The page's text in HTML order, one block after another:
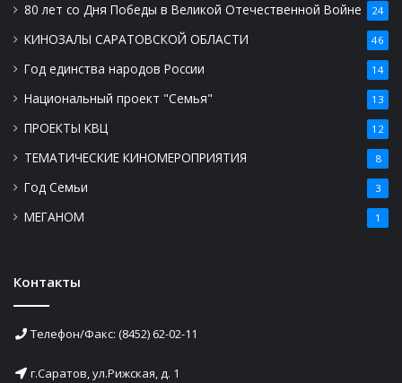
80 лет со Дня Победы в Великой Отечественной Войне 24
КИНОЗАЛЫ САРАТОВСКОЙ ОБЛАСТИ 46
Год единства народов России 14
Национальный проект "Семья" 13
ПРОЕКТЫ КВЦ 12
ТЕМАТИЧЕСКИЕ КИНОМЕРОПРИЯТИЯ 8
Год Семьи 3
МЕГАНОМ 1
Контакты
Телефон/Факс: (8452) 62-02-11
г.Саратов, ул.Рижская, д. 1